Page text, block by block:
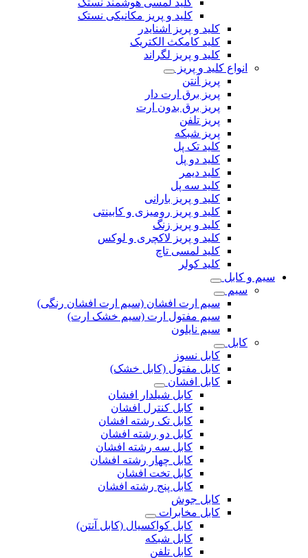
کلید و پریز مکانیکی نستک
کلید و پریز اشنایدر
کلید کامکث الکتریک
کلید و پریز لگراند
انواع کلید و پریز
پریز آنتن
پریز برق ارت دار
پریز برق بدون ارت
پریز تلفن
پریز شبکه
کلید تک پل
کلید دو پل
کلید دیمر
کلید سه پل
کلید و پریز بارانی
کلید و پریز رومیزی و کابینتی
کلید و پریز زنگ
کلید و پریز لاکچری و لوکس
کلید لمسی تاچ
کلید کولر
سیم و کابل
سیم
سیم ارت افشان (سیم ارت افشان رنگی)
سیم مفتول ارت (سیم خشک ارت)
سیم نایلون
کابل
کابل نسوز
کابل مفتول (کابل خشک)
کابل افشان
کابل شیلدار افشان
کابل کنترل افشان
کابل تک رشته افشان
کابل دو رشته افشان
کابل سه رشته افشان
کابل چهار رشته افشان
کابل تخت افشان
کابل پنج رشته افشان
کابل جوش
کابل مخابرات
کابل کواکسیال (کابل آنتن)
کابل شبکه
کابل تلفن